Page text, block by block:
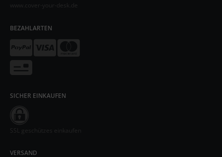
www.cover-your-desk.de
BEZAHLARTEN
SICHER EINKAUFEN
SSL geschützes einkaufen
VERSAND